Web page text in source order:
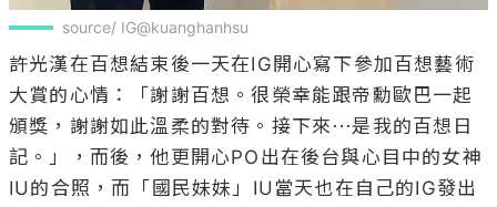
source/ IG@kuanghanhsu
許光漢在百想結束後一天在IG開心寫下參加百想藝術
大賞的心情：「謝謝百想。很榮幸能跟帝勳歐巴一起
頒獎，謝謝如此溫柔的對待。接下來⋯是我的百想日
記。」，而後，他更開心PO出在後台與心目中的女神
IU的合照，而「國民妹妹」IU當天也在自己的IG發出